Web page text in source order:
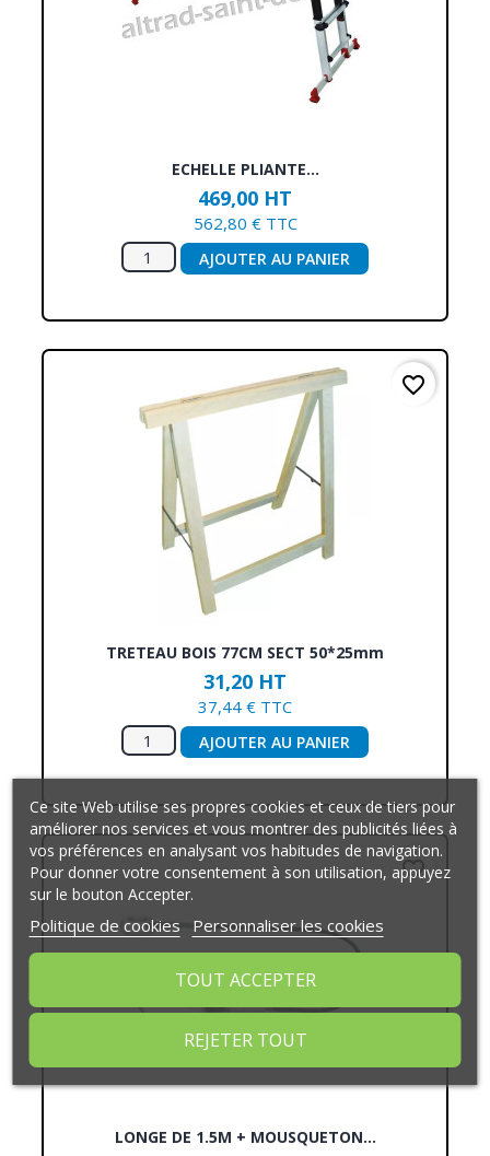
ECHELLE PLIANTE...
469,00 HT
562,80 € TTC
AJOUTER AU PANIER
TRETEAU BOIS 77CM SECT 50*25mm
31,20 HT
37,44 € TTC
AJOUTER AU PANIER
favorite_border
LONGE DE 1.5M + MOUSQUETON...
favorite_border
Ce site Web utilise ses propres cookies et ceux de tiers pour
améliorer nos services et vous montrer des publicités liées à
vos préférences en analysant vos habitudes de navigation.
Pour donner votre consentement à son utilisation, appuyez
sur le bouton Accepter.
Politique de cookies Personnaliser les cookies
REJETER TOUT
TOUT ACCEPTER